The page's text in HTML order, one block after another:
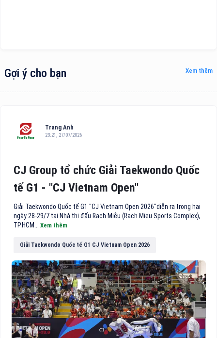
Gợi ý cho bạn Xem thêm
Trang Anh
23:21, 27/07/2026
CJ Group tổ chức Giải Taekwondo Quốc
tế G1 - "CJ Vietnam Open"
Giải Taekwondo Quốc tế G1 "CJ Vietnam Open 2026"diễn ra trong hai
ngày 28-29/7 tại Nhà thi đấu Rạch Miễu (Rach Mieu Sports Complex),
TP.HCM... Xem thêm
Giải Taekwondo Quốc tế G1 CJ Vietnam Open 2026